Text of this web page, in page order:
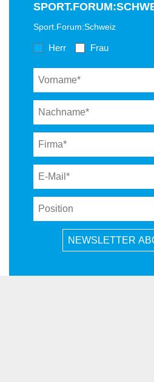
Sport.Forum:Schweiz
Herr Frau
NEWSLETTER